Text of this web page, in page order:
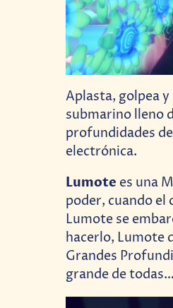
Aplasta, golpea
submarino lleno
profundidades
electrónica.
Lumote es una
poder, cuando el
Lumote se
hacerlo, Lumote
Grandes
grande de